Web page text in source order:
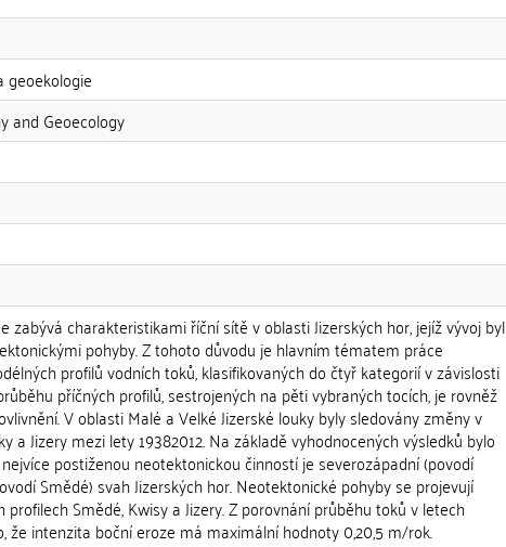
geoekologie
and Geoecology
zabývá charakteristikami říční sítě v oblasti Jizerských hor, jejíž vývoj byl
pohyby. Z tohoto důvodu je hlavním tématem práce
profilů vodních toků, klasifikovaných do čtyř kategorií v závislosti
příčných profilů, sestrojených na pěti vybraných tocích, je rovněž
V oblasti Malé a Velké Jizerské louky byly sledovány změny v
a Jizery mezi lety 19382012. Na základě vyhodnocených výsledků bylo
postiženou neotektonickou činností je severozápadní (povodí
Smědé) svah Jizerských hor. Neotektonické pohyby se projevují
Smědé, Kwisy a Jizery. Z porovnání průběhu toků v letech
že intenzita boční eroze má maximální hodnoty 0,20,5 m/rok.